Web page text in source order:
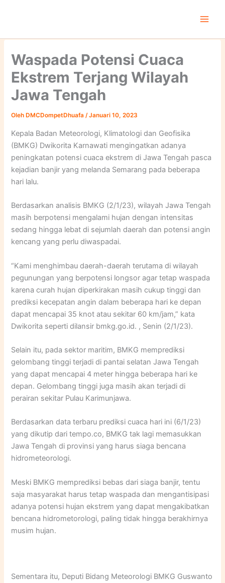
Waspada Potensi Cuaca
Ekstrem Terjang Wilayah
Jawa Tengah
Oleh DMCDompetDhuafa/Januari 10, 2023
Kepala Badan Meteorologi, Klimatologi dan Geofisika
(BMKG) Dwikorita Karnawati mengingatkan adanya
peningkatan potensi cuaca ekstrem di Jawa Tengah pasca
kejadian banjir yang melanda Semarang pada beberapa
hari lalu.
Berdasarkan analisis BMKG (2/1/23), wilayah Jawa Tengah
masih berpotensi mengalami hujan dengan intensitas
sedang hingga lebat di sejumlah daerah dan potensi angin
kencang yang perlu diwaspadai.
“Kami menghimbau daerah-daerah terutama di wilayah
pegunungan yang berpotensi longsor agar tetap waspada
karena curah hujan diperkirakan masih cukup tinggi dan
prediksi kecepatan angin dalam beberapa hari ke depan
dapat mencapai 35 knot atau sekitar 60 km/jam,” kata
Dwikorita seperti dilansir bmkg.go.id. , Senin (2/1/23).
Selain itu, pada sektor maritim, BMKG memprediksi
gelombang tinggi terjadi di pantai selatan Jawa Tengah
yang dapat mencapai 4 meter hingga beberapa hari ke
depan. Gelombang tinggi juga masih akan terjadi di
perairan sekitar Pulau Karimunjawa.
Berdasarkan data terbaru prediksi cuaca hari ini (6/1/23)
yang dikutip dari tempo.co, BMKG tak lagi memasukkan
Jawa Tengah di provinsi yang harus siaga bencana
hidrometeorologi.
Meski BMKG memprediksi bebas dari siaga banjir, tentu
saja masyarakat harus tetap waspada dan mengantisipasi
adanya potensi hujan ekstrem yang dapat mengakibatkan
bencana hidrometorologi, paling tidak hingga berakhirnya
musim hujan.
Sementara itu, Deputi Bidang Meteorologi BMKG Guswanto